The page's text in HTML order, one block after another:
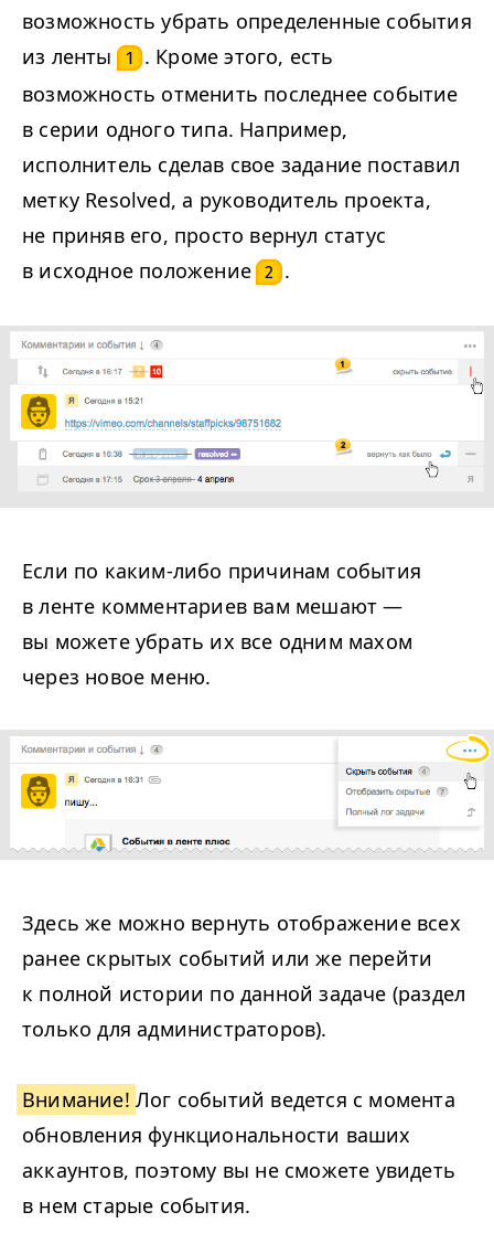
возможность убрать определенные события
из ленты
1
. Кроме этого, есть
возможность отменить последнее событие
в серии одного типа. Например,
исполнитель сделав свое задание поставил
метку Resolved, а руководитель проекта,
не приняв его, просто вернул статус
в исходное положение
2 .
Если по каким-либо причинам события
в ленте комментариев вам мешают —
вы можете убрать их все одним махом
через новое меню.
Здесь же можно вернуть отображение всех
ранее скрытых событий или же перейти
к полной истории по данной задаче (раздел
только для администраторов).
Внимание! Лог событий ведется с момента
обновления функциональности ваших
аккаунтов, поэтому вы не сможете увидеть
в нем старые события.